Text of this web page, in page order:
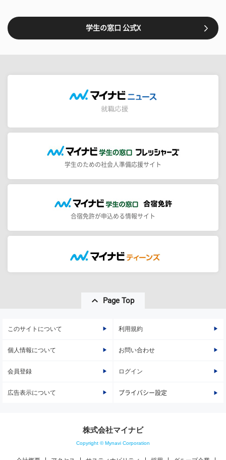
学生の窓口 公式X
学生のための社会人準備応援サイト
合宿免許が申込める情報サイト
Page Top
このサイトについて 利用規約
個人情報について お問い合わせ
会員登録 ログイン
広告表示について プライバシー設定
株式会社マイナビ
Copyright © Mynavi Corporation